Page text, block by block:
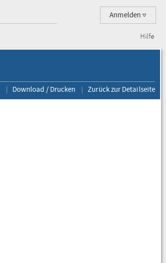
Anmelden
Hilfe
Download / Drucken Zurück zur Detailseite